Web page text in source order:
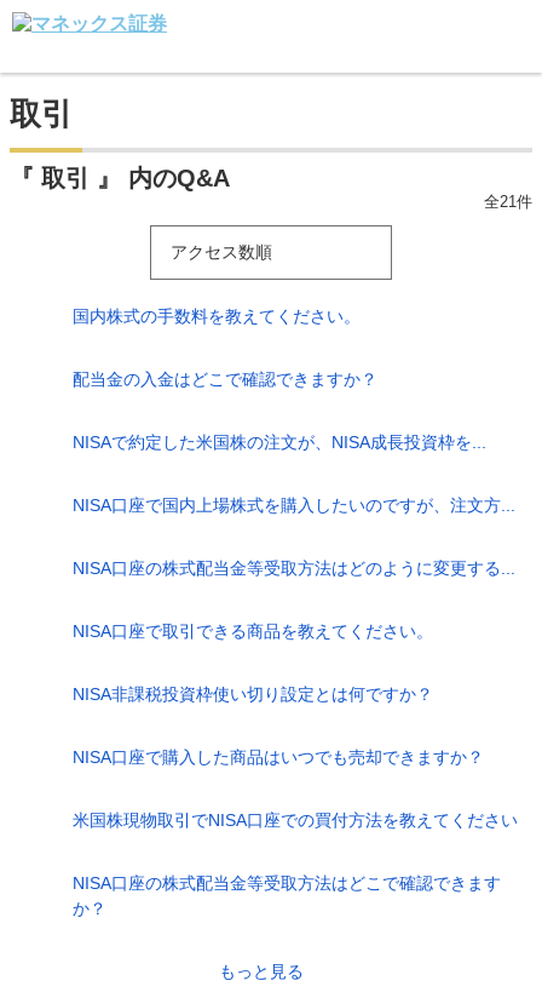
取引
『 取引 』 内のQ&A
全21件
アクセス数順
国内株式の手数料を教えてください。
配当金の入金はどこで確認できますか？
NISAで約定した米国株の注文が、NISA成長投資枠を...
NISA口座で国内上場株式を購入したいのですが、注文方...
NISA口座の株式配当金等受取方法はどのように変更する...
NISA口座で取引できる商品を教えてください。
NISA非課税投資枠使い切り設定とは何ですか？
NISA口座で購入した商品はいつでも売却できますか？
米国株現物取引でNISA口座での買付方法を教えてください
NISA口座の株式配当金等受取方法はどこで確認できます
か？
もっと見る